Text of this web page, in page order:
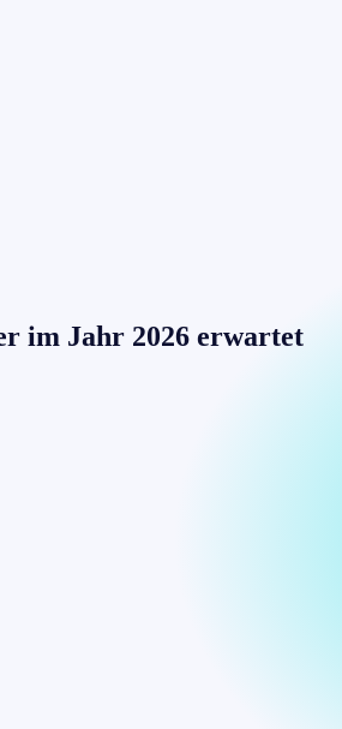
im Jahr 2026 erwartet